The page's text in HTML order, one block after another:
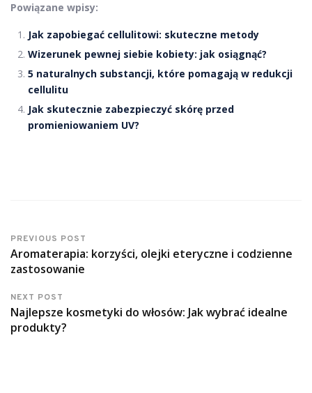
Powiązane wpisy:
Jak zapobiegać cellulitowi: skuteczne metody
Wizerunek pewnej siebie kobiety: jak osiągnąć?
5 naturalnych substancji, które pomagają w redukcji
cellulitu
Jak skutecznie zabezpieczyć skórę przed
promieniowaniem UV?
PREVIOUS POST
Aromaterapia: korzyści, olejki eteryczne i codzienne
zastosowanie
NEXT POST
Najlepsze kosmetyki do włosów: Jak wybrać idealne
produkty?